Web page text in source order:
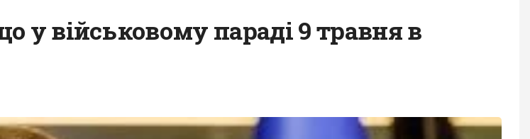
у військовому параді 9 травня в